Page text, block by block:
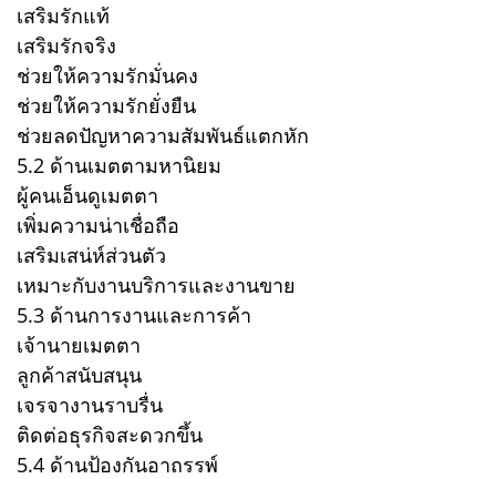
เสริมรักแท้
เสริมรักจริง
ช่วยให้ความรักมั่นคง
ช่วยให้ความรักยั่งยืน
ช่วยลดปัญหาความสัมพันธ์แตกหัก
5.2 ด้านเมตตามหานิยม
ผู้คนเอ็นดูเมตตา
เพิ่มความน่าเชื่อถือ
เสริมเสน่ห์ส่วนตัว
เหมาะกับงานบริการและงานขาย
5.3 ด้านการงานและการค้า
เจ้านายเมตตา
ลูกค้าสนับสนุน
เจรจางานราบรื่น
ติดต่อธุรกิจสะดวกขึ้น
5.4 ด้านป้องกันอาถรรพ์